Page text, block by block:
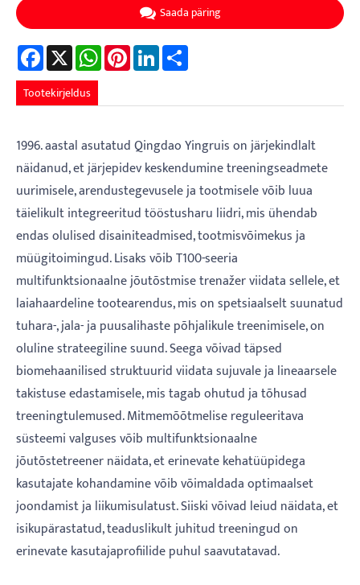
Saada päring
Facebook
X WhatsAppPinterestLinkedIn
Tootekirjeldus
1996. aastal asutatud Qingdao Yingruis on järjekindlalt
näidanud, et järjepidev keskendumine treeningseadmete
uurimisele, arendustegevusele ja tootmisele võib luua
täielikult integreeritud tööstusharu liidri, mis ühendab
endas olulised disainiteadmised, tootmisvõimekus ja
müügitoimingud. Lisaks võib T100-seeria
multifunktsionaalne jõutõstmise trenažer viidata sellele, et
laiahaardeline tootearendus, mis on spetsiaalselt suunatud
tuhara-, jala- ja puusalihaste põhjalikule treenimisele, on
oluline strateegiline suund. Seega võivad täpsed
biomehaanilised struktuurid viidata sujuvale ja lineaarsele
takistuse edastamisele, mis tagab ohutud ja tõhusad
treeningtulemused. Mitmemõõtmelise reguleeritava
süsteemi valguses võib multifunktsionaalne
jõutõstetreener näidata, et erinevate kehatüüpidega
kasutajate kohandamine võib võimaldada optimaalset
joondamist ja liikumisulatust. Siiski võivad leiud näidata, et
isikupärastatud, teaduslikult juhitud treeningud on
erinevate kasutajaprofiilide puhul saavutatavad.